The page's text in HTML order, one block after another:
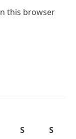
this browser
S
S